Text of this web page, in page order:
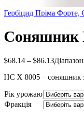
Гербіцид Пріма Форте,
Соняшник
$68.14 – $86.13
НС Х 8005 – соняшник з
Рік урожаю
Фракція